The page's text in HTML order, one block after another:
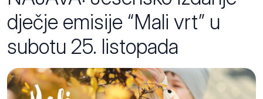
dječje emisije “Mali vrt” u
subotu 25. listopada